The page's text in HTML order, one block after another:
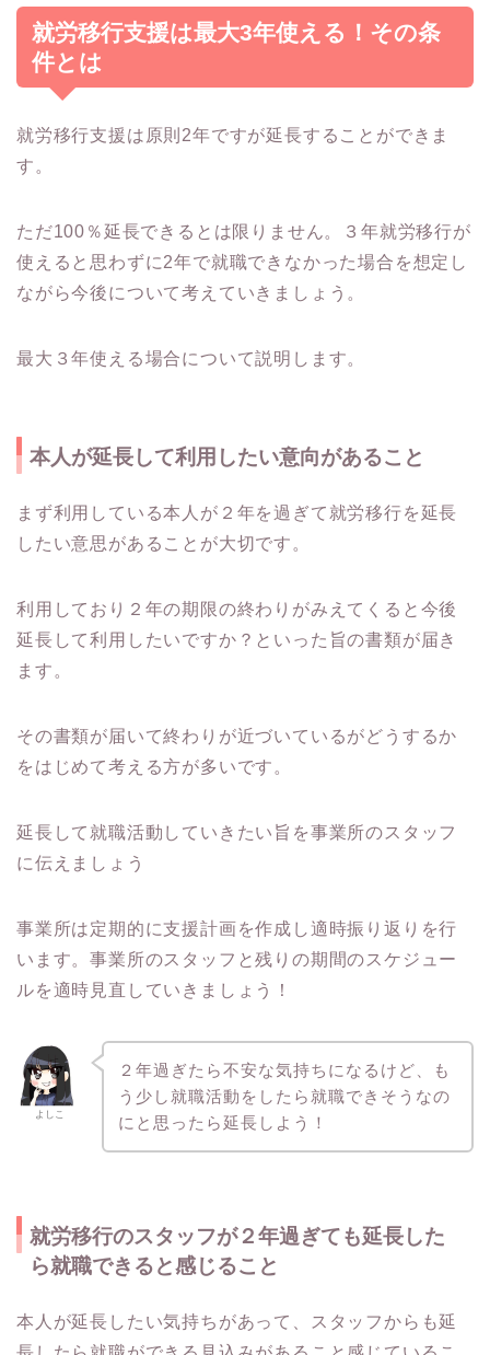
就労移行支援は最大3年使える！その条
件とは
就労移行支援は原則2年ですが延長することができま
す。
ただ100％延長できるとは限りません。３年就労移行が
使えると思わずに2年で就職できなかった場合を想定し
ながら今後について考えていきましょう。
最大３年使える場合について説明します。
本人が延長して利用したい意向があること
まず利用している本人が２年を過ぎて就労移行を延長
したい意思があることが大切です。
利用しており２年の期限の終わりがみえてくると今後
延長して利用したいですか？といった旨の書類が届き
ます。
その書類が届いて終わりが近づいているがどうするか
をはじめて考える方が多いです。
延長して就職活動していきたい旨を事業所のスタッフ
に伝えましょう
事業所は定期的に支援計画を作成し適時振り返りを行
います。事業所のスタッフと残りの期間のスケジュー
ルを適時見直していきましょう！
よしこ
２年過ぎたら不安な気持ちになるけど、も
う少し就職活動をしたら就職できそうなの
にと思ったら延長しよう！
就労移行のスタッフが２年過ぎても延長した
ら就職できると感じること
本人が延長したい気持ちがあって、スタッフからも延